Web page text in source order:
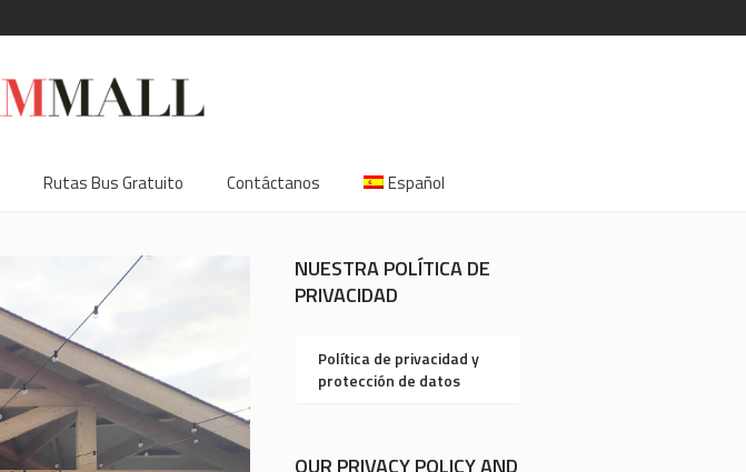
Rutas Bus Gratuito Contáctanos Español
NUESTRA POLÍTICA DE
PRIVACIDAD
Política de privacidad y
protección de datos
OUR PRIVACY POLICY AND